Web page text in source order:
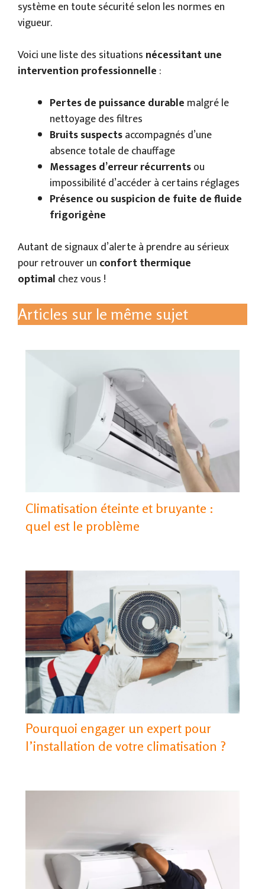
système en toute sécurité selon les normes en
vigueur.
Voici une liste des situations nécessitant une
intervention professionnelle :
Pertes de puissance durable malgré le
nettoyage des filtres
Bruits suspectsaccompagnés d’une
absence totale de chauffage
Messages d’erreur récurrentsou
impossibilité d’accéder à certains réglages
Présence ou suspicion de fuite de fluide
frigorigène
Autant de signaux d’alerte à prendre au sérieux
pour retrouver un confort thermique
optimal chez vous !
Articles sur le même sujet
Climatisation éteinte et bruyante :
quel est le problème
Pourquoi engager un expert pour
l’installation de votre climatisation ?